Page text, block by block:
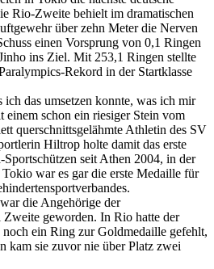
Rio-Zweite behielt im dramatischen
über zehn Meter die Nerven
einen Vorsprung von 0,1 Ringen
ins Ziel. Mit 253,1 Ringen stellte
Rekord in der Startklasse
das umsetzen konnte, was ich mir
einem schon ein riesiger Stein vom
querschnittsgelähmte Athletin des SV
Hiltrop holte damit das erste
seit Athen 2004, in der
war es gar die erste Medaille für
die Angehörige der
geworden. In Rio hatte der
noch ein Ring zur Goldmedaille gefehlt,
kam sie zuvor nie über Platz zwei